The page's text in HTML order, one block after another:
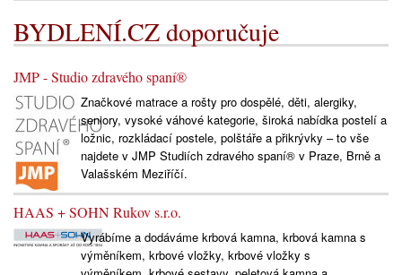
BYDLENÍ.CZ doporučuje
JMP - Studio zdravého spaní®
Značkové matrace a rošty pro dospělé, děti, alergiky,
seniory, vysoké váhové kategorie, široká nabídka postelí a
ložnic, rozkládací postele, polštáře a přikrývky – to vše
najdete v JMP Studiích zdravého spaní® v Praze, Brně a
Valašském Meziříčí.
HAAS + SOHN Rukov s.r.o.
Vyrábíme a dodáváme krbová kamna, krbová kamna s
výměníkem, krbové vložky, krbové vložky s